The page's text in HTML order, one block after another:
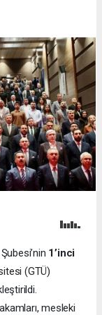
1’inci
(GTÜ)
mesleki